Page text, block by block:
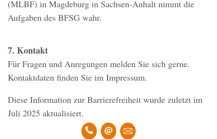
(MLBF) in Magdeburg in Sachsen-Anhalt nimmt die
Aufgaben des BFSG wahr.
7. Kontakt
Für Fragen und Anregungen melden Sie sich gerne.
Kontaktdaten finden Sie im Impressum.
Diese Information zur Barrierefreiheit wurde zuletzt im
Juli 2025 aktualisiert.